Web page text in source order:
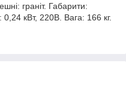
граніт. Габарити:
кВт, 220В. Вага: 166 кг.